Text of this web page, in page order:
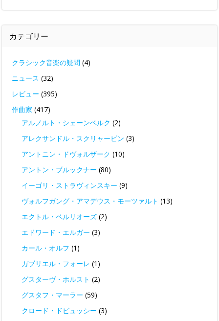
カテゴリー
クラシック音楽の疑問 (4)
ニュース (32)
レビュー (395)
作曲家 (417)
アルノルト・シェーンベルク (2)
アレクサンドル・スクリャービン (3)
アントニン・ドヴォルザーク (10)
アントン・ブルックナー (80)
イーゴリ・ストラヴィンスキー (9)
ヴォルフガング・アマデウス・モーツァルト (13)
エクトル・ベルリオーズ (2)
エドワード・エルガー (3)
カール・オルフ (1)
ガブリエル・フォーレ (1)
グスターヴ・ホルスト (2)
グスタフ・マーラー (59)
クロード・ドビュッシー (3)